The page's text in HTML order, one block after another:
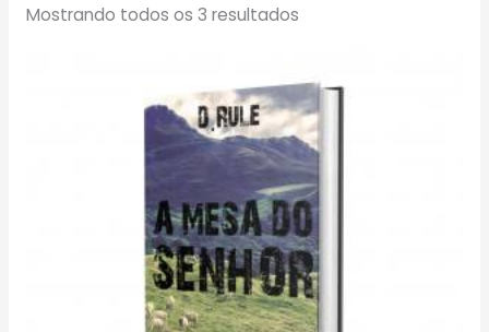
Mostrando todos os 3 resultados